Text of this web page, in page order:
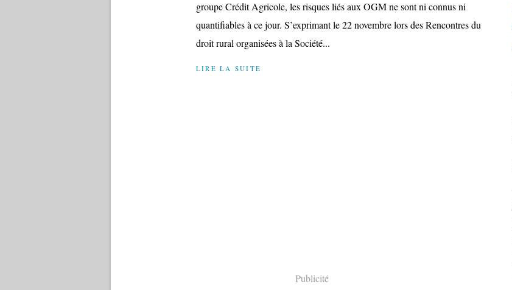
groupe Crédit Agricole, les risques liés aux OGM ne sont ni connus ni
quantifiables à ce jour. S’exprimant le 22 novembre lors des Rencontres du
droit rural organisées à la Société...
LIRE LA SUITE
Publicité